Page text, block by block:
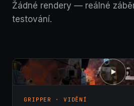
Žádné rendery — reálné
testování.
GRIPPER · VIDĚNÍ